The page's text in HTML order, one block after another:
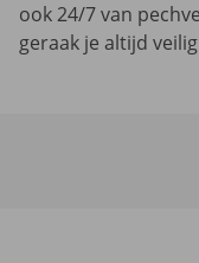
ook 24/7 van
geraak je altijd